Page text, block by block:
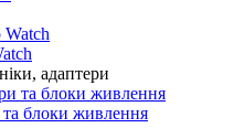
адаптери
блоки живлення